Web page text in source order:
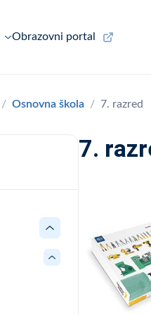
Obrazovni portal
Osnovna škola 7. razred
7.